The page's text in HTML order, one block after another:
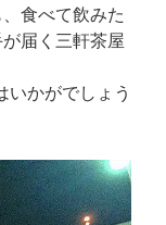
食べて飲みた
届く三軒茶屋
かがでしょう